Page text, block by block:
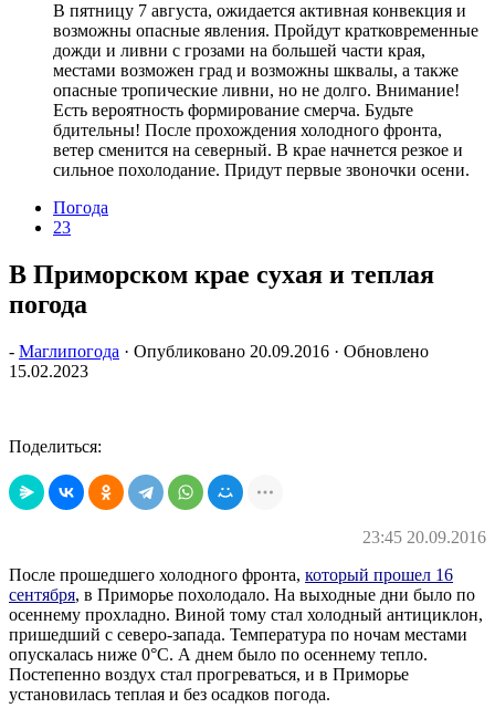
В пятницу 7 августа, ожидается активная конвекция и
возможны опасные явления. Пройдут кратковременные
дожди и ливни с грозами на большей части края,
местами возможен град и возможны шквалы, а также
опасные тропические ливни, но не долго. Внимание!
Есть вероятность формирование смерча. Будьте
бдительны! После прохождения холодного фронта,
ветер сменится на северный. В крае начнется резкое и
сильное похолодание. Придут первые звоночки осени.
Погода
23
В Приморском крае сухая и теплая
погода
- Маглипогода · Опубликовано 20.09.2016 · Обновлено
15.02.2023
Поделиться:
23:45 20.09.2016
После прошедшего холодного фронта, который прошел 16
сентября, в Приморье похолодало. На выходные дни было по
осеннему прохладно. Виной тому стал холодный антициклон,
пришедший с северо-запада. Температура по ночам местами
опускалась ниже 0°С. А днем было по осеннему тепло.
Постепенно воздух стал прогреваться, и в Приморье
установилась теплая и без осадков погода.